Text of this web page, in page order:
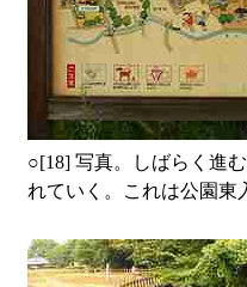
○[18] 写真。しばらく進
れていく。これは公園東